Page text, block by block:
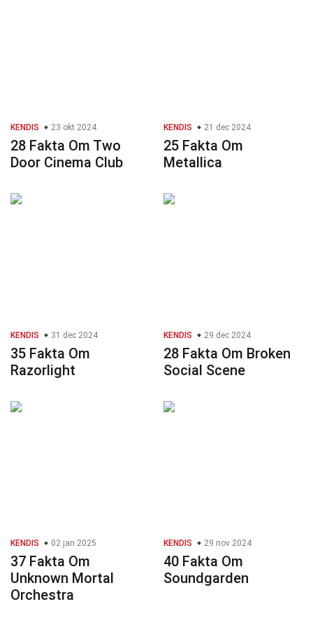
KENDIS 23 okt 2024
28 Fakta Om Two
Door Cinema Club
KENDIS 21 dec 2024
25 Fakta Om
Metallica
KENDIS 31 dec 2024
35 Fakta Om
Razorlight
KENDIS 29 dec 2024
28 Fakta Om Broken
Social Scene
KENDIS 02 jan 2025
37 Fakta Om
Unknown Mortal
Orchestra
KENDIS 29 nov 2024
40 Fakta Om
Soundgarden